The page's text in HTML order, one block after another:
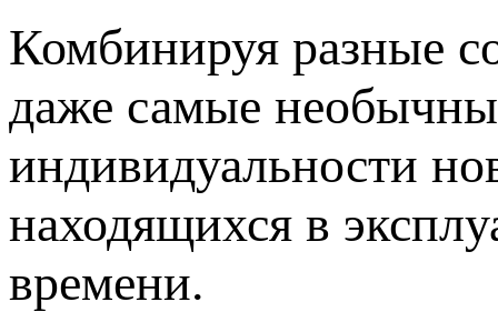
Комбинируя разные
даже самые
индивидуальности
находящихся в
времени.